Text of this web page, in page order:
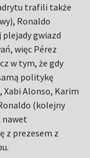
trafili także
Ronaldo
gwiazd
więc Pérez
w tym, że gdy
politykę
Xabi Alonso, Karim
(kolejny
nawet
z prezesem z